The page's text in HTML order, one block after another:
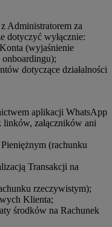
Administratorem za
dotyczyć wyłącznie:
(wyjaśnienie
onboardingu);
dotyczące działalności
aplikacji WhatsApp
załączników ani
(rachunku
Transakcji na
rzeczywistym);
Klienta;
środków na Rachunek